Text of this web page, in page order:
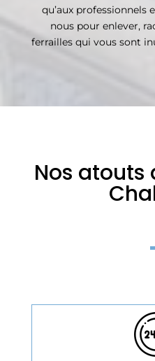
qu’aux professionnels
nous pour enlever,
ferrailles qui vous sont
Nos atouts